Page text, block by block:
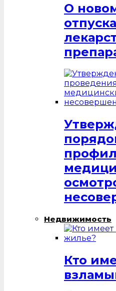
О
отпуска
Недвижимость
Кто